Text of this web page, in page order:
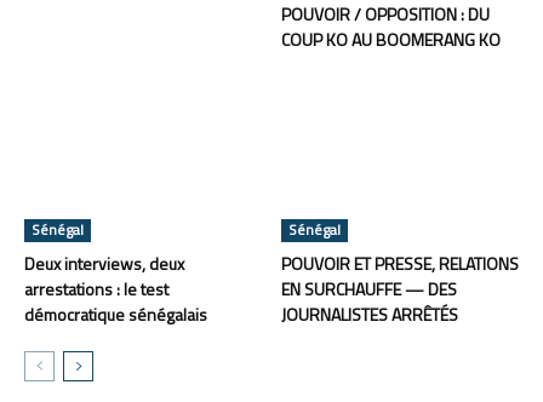
POUVOIR / OPPOSITION : DU
COUP KO AU BOOMERANG KO
Sénégal
Deux interviews, deux
arrestations : le test
démocratique sénégalais
Sénégal
POUVOIR ET PRESSE, RELATIONS
EN SURCHAUFFE — DES
JOURNALISTES ARRÊTÉS